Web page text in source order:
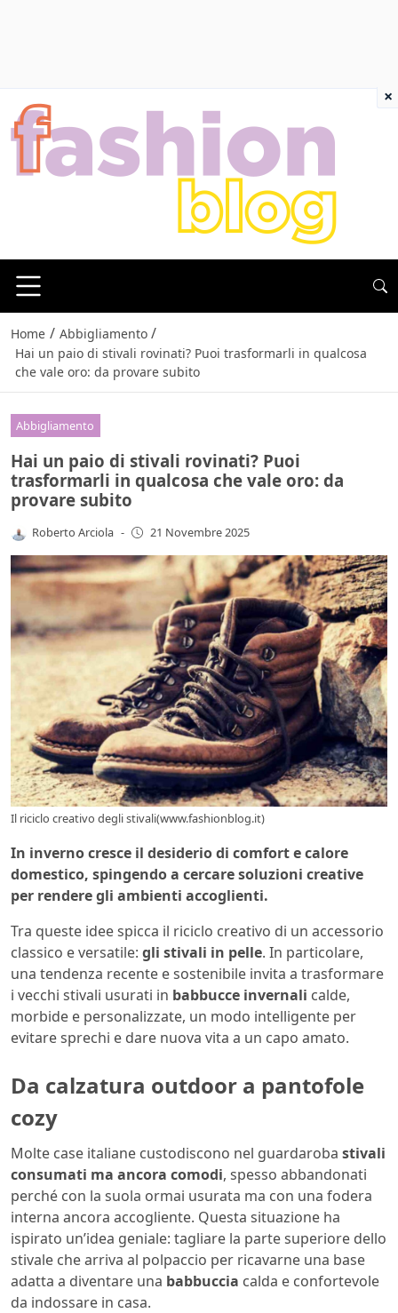
Home / Abbigliamento /
Hai un paio di stivali rovinati? Puoi trasformarli in qualcosa
che vale oro: da provare subito
Abbigliamento
Hai un paio di stivali rovinati? Puoi
trasformarli in qualcosa che vale oro: da
provare subito
Roberto Arciola - 21 Novembre 2025
Il riciclo creativo degli stivali(www.fashionblog.it)
In inverno cresce il desiderio di comfort e calore
domestico, spingendo a cercare soluzioni creative
per rendere gli ambienti accoglienti.
Tra queste idee spicca il riciclo creativo di un accessorio
classico e versatile: gli stivali in pelle. In particolare,
una tendenza recente e sostenibile invita a trasformare
i vecchi stivali usurati in babbucce invernali calde,
morbide e personalizzate, un modo intelligente per
evitare sprechi e dare nuova vita a un capo amato.
Da calzatura outdoor a pantofole
cozy
Molte case italiane custodiscono nel guardaroba stivali
consumati ma ancora comodi, spesso abbandonati
perché con la suola ormai usurata ma con una fodera
interna ancora accogliente. Questa situazione ha
ispirato un’idea geniale: tagliare la parte superiore dello
stivale che arriva al polpaccio per ricavarne una base
adatta a diventare una babbuccia calda e confortevole
da indossare in casa.
×